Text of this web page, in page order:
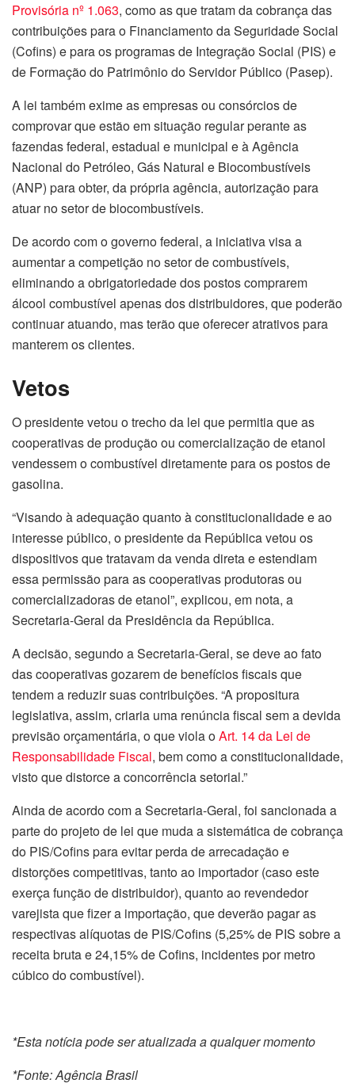
Provisória nº 1.063, como as que tratam da cobrança das
contribuições para o Financiamento da Seguridade Social
(Cofins) e para os programas de Integração Social (PIS) e
de Formação do Patrimônio do Servidor Público (Pasep).
A lei também exime as empresas ou consórcios de
comprovar que estão em situação regular perante as
fazendas federal, estadual e municipal e à Agência
Nacional do Petróleo, Gás Natural e Biocombustíveis
(ANP) para obter, da própria agência, autorização para
atuar no setor de biocombustíveis.
De acordo com o governo federal, a iniciativa visa a
aumentar a competição no setor de combustíveis,
eliminando a obrigatoriedade dos postos comprarem
álcool combustível apenas dos distribuidores, que poderão
continuar atuando, mas terão que oferecer atrativos para
manterem os clientes.
Vetos
O presidente vetou o trecho da lei que permitia que as
cooperativas de produção ou comercialização de etanol
vendessem o combustível diretamente para os postos de
gasolina.
“Visando à adequação quanto à constitucionalidade e ao
interesse público, o presidente da República vetou os
dispositivos que tratavam da venda direta e estendiam
essa permissão para as cooperativas produtoras ou
comercializadoras de etanol”, explicou, em nota, a
Secretaria-Geral da Presidência da República.
A decisão, segundo a Secretaria-Geral, se deve ao fato
das cooperativas gozarem de benefícios fiscais que
tendem a reduzir suas contribuições. “A propositura
legislativa, assim, criaria uma renúncia fiscal sem a devida
previsão orçamentária, o que viola oArt. 14 da Lei de
Responsabilidade Fiscal, bem como a constitucionalidade,
visto que distorce a concorrência setorial.”
Ainda de acordo com a Secretaria-Geral, foi sancionada a
parte do projeto de lei que muda a sistemática de cobrança
do PIS/Cofins para evitar perda de arrecadação e
distorções competitivas, tanto ao importador (caso este
exerça função de distribuidor), quanto ao revendedor
varejista que fizer a importação, que deverão pagar as
respectivas alíquotas de PIS/Cofins (5,25% de PIS sobre a
receita bruta e 24,15% de Cofins, incidentes por metro
cúbico do combustível).
*Esta notícia pode ser atualizada a qualquer momento
*Fonte: Agência Brasil